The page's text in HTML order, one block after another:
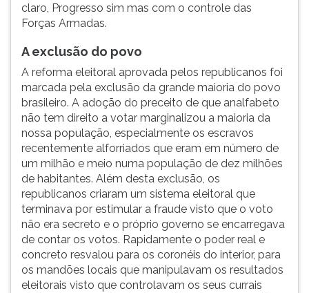
claro, Progresso sim mas com o controle das
Forças Armadas.
A exclusão do povo
A reforma eleitoral aprovada pelos republicanos foi
marcada pela exclusão da grande maioria do povo
brasileiro. A adoção do preceito de que analfabeto
não tem direito a votar marginalizou a maioria da
nossa população, especialmente os escravos
recentemente alforriados que eram em número de
um milhão e meio numa população de dez milhões
de habitantes. Além desta exclusão, os
republicanos criaram um sistema eleitoral que
terminava por estimular a fraude visto que o voto
não era secreto e o próprio governo se encarregava
de contar os votos. Rapidamente o poder real e
concreto resvalou para os coronéis do interior, para
os mandões locais que manipulavam os resultados
eleitorais visto que controlavam os seus currais